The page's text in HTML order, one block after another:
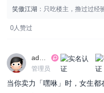
笑傲江湖 ：只吃楼主，撸过过经
0人赞过
管理员
当你卖力「嘿咻」时，女生都